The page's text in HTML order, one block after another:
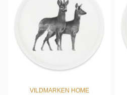
VILDMARKEN HOME